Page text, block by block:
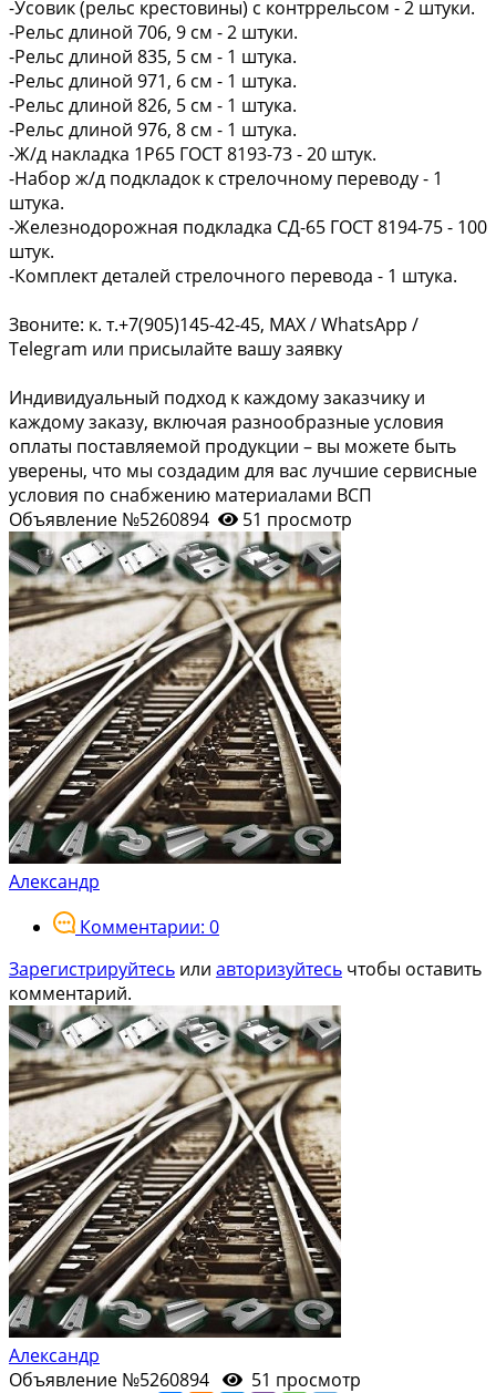
-Усовик (рельс крестовины) с контррельсом - 2 штуки.
-Рельс длиной 706, 9 см - 2 штуки.
-Рельс длиной 835, 5 см - 1 штука.
-Рельс длиной 971, 6 см - 1 штука.
-Рельс длиной 826, 5 см - 1 штука.
-Рельс длиной 976, 8 см - 1 штука.
-Ж/д накладка 1Р65 ГОСТ 8193-73 - 20 штук.
-Набор ж/д подкладок к стрелочному переводу - 1
штука.
-Железнодорожная подкладка СД-65 ГОСТ 8194-75 - 100
штук.
-Комплект деталей стрелочного перевода - 1 штука.
Звоните: к. т.+7(905)145-42-45, MAX / WhatsApp /
Telegram или присылайте вашу заявку
Индивидуальный подход к каждому заказчику и
каждому заказу, включая разнообразные условия
оплаты поставляемой продукции – вы можете быть
уверены, что мы создадим для вас лучшие сервисные
условия по снабжению материалами ВСП
Объявление №5260894
51 просмотр
Александр
Комментарии: 0
Зарегистрируйтесь или авторизуйтесь чтобы оставить
комментарий.
Александр
Объявление №5260894
51 просмотр